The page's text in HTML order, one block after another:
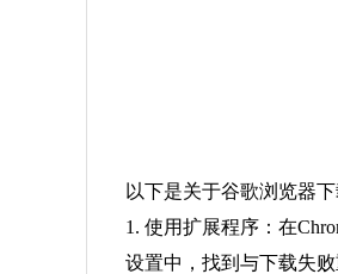
以下是关于谷歌浏览器
1. 使用扩展程序：在
设置中，找到与下载失